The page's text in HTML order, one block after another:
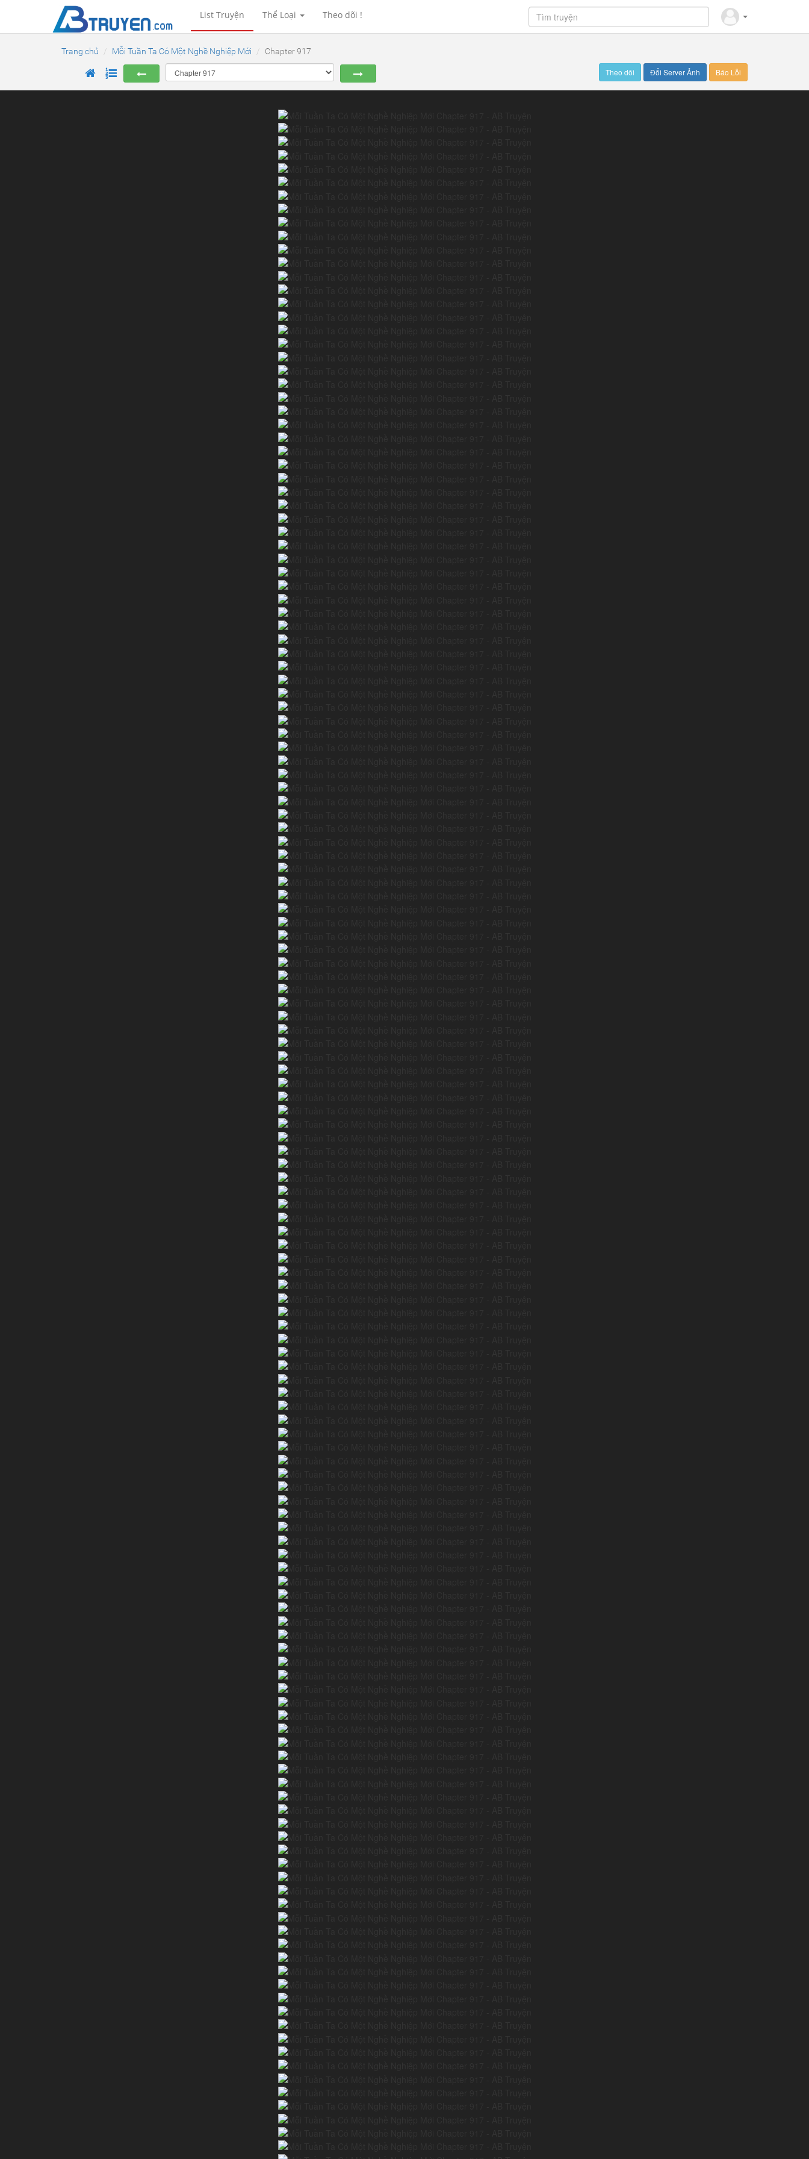
List Truyện Thể Loại Theo dõi !
Trang chủ Mỗi Tuần Ta Có Một Nghề Nghiệp Mới Chapter 917
Theo dõi Đổi Server Ảnh Báo Lỗi